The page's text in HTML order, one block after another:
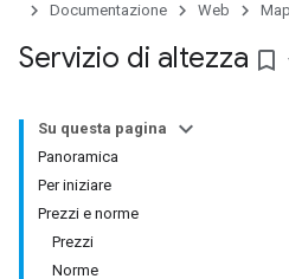
Documentazione
Web
Servizio di altezza bookmark_border
Su questa pagina
Panoramica
Per iniziare
Prezzi e norme
Prezzi
Norme